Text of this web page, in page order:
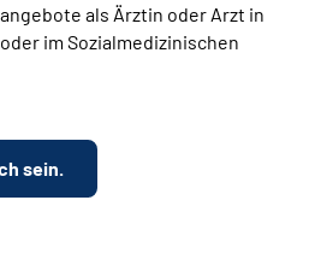
als Ärztin oder Arzt in
im Sozialmedizinischen
sein.